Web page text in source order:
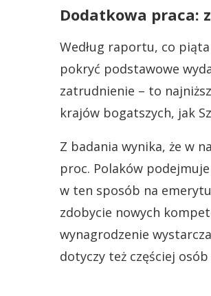
Dodatkowa praca:
Według raportu, co
pokryć podstawowe
zatrudnienie – to
krajów bogatszych, jak
Z badania wynika, że w
proc. Polaków
w ten sposób na
zdobycie nowych
wynagrodzenie
dotyczy też częściej